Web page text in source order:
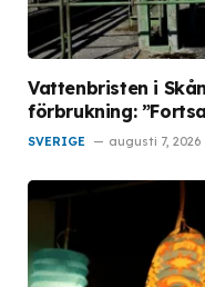
Vattenbristen i
förbrukning:
SVERIGE augusti 7, 2026